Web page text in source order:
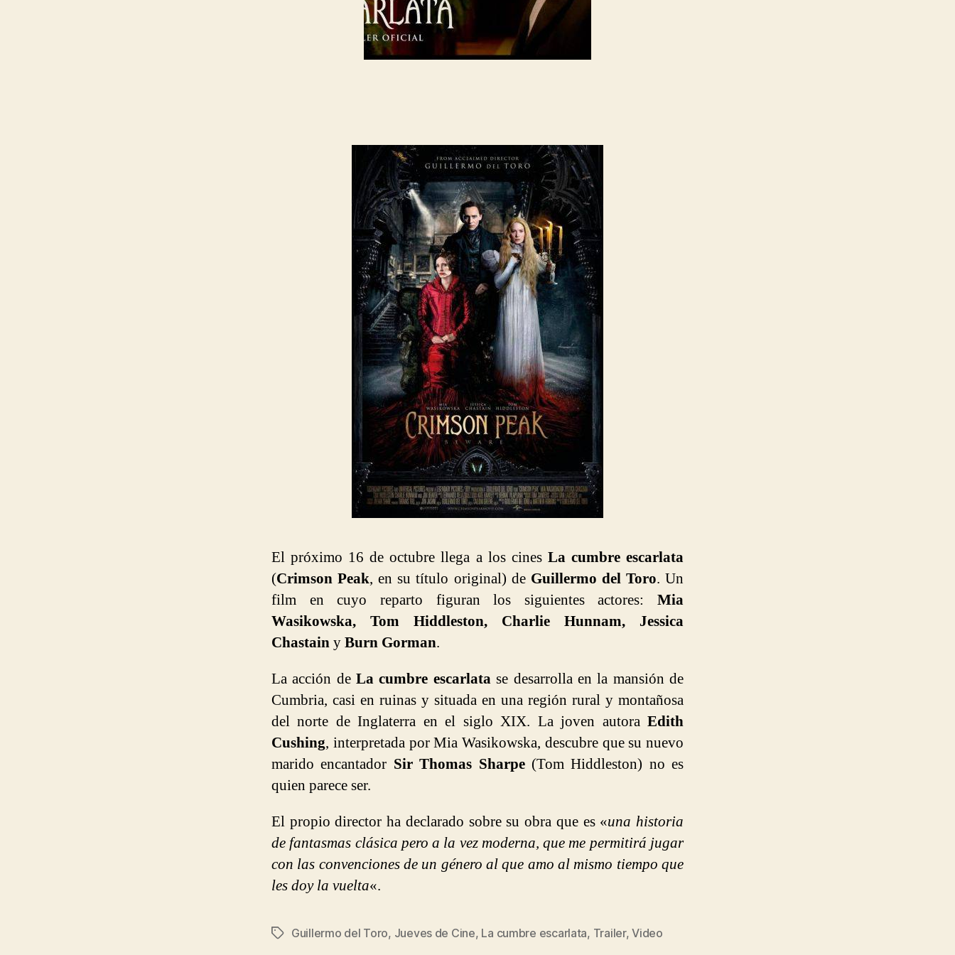
El próximo 16 de octubre llega a los cines La cumbre escarlata
(Crimson Peak, en su título original) de Guillermo del Toro. Un
film en cuyo reparto figuran los siguientes actores: Mia
Wasikowska, Tom Hiddleston, Charlie Hunnam, Jessica
Chastain y Burn Gorman.
La acción deLa cumbre escarlata se desarrolla en la mansión de
Cumbria, casi en ruinas y situada en una región rural y montañosa
del norte de Inglaterra en el siglo XIX. La joven autora Edith
Cushing, interpretada por Mia Wasikowska, descubre que su nuevo
marido encantador Sir Thomas Sharpe(Tom Hiddleston) no es
quien parece ser.
El propio director ha declarado sobre su obra que es «una historia
de fantasmas clásica pero a la vez moderna, que me permitirá jugar
con las convenciones de un género al que amo al mismo tiempo que
les doy la vuelta«.
Etiquetas
Guillermo del Toro, Jueves de Cine, La cumbre escarlata, Trailer,Video